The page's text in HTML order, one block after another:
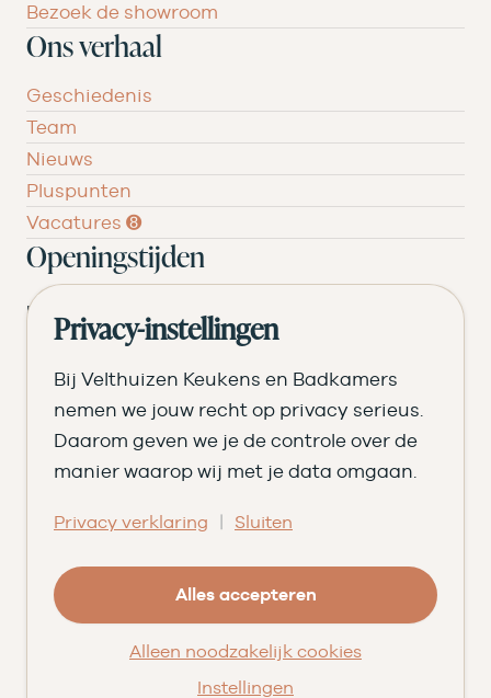
Bezoek de showroom
Ons verhaal
Geschiedenis
Team
Nieuws
Pluspunten
Vacatures ➑
Openingstijden
DI 09.00 tot 17.30
09.00 tot 17.30
09.00 tot 20.00
© Velthuizen Keukens en Badkamers
Facebook
Instagram
Pinterest
LinkedInYouTube
uit 203 beoordelingenopQasa
Privacy-instellingen
Bij Velthuizen Keukens en Badkamers
nemen we jouw recht op privacy serieus.
Daarom geven we je de controle over de
manier waarop wij met je data omgaan.
Privacy verklaring | Sluiten
Alles accepteren
Alleen noodzakelijk cookies
Instellingen